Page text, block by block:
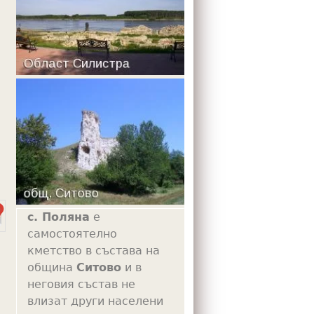
с. Поляна е
самостоятелно
кметство в състава на
община Ситово и в
неговия състав не
влизат други населени